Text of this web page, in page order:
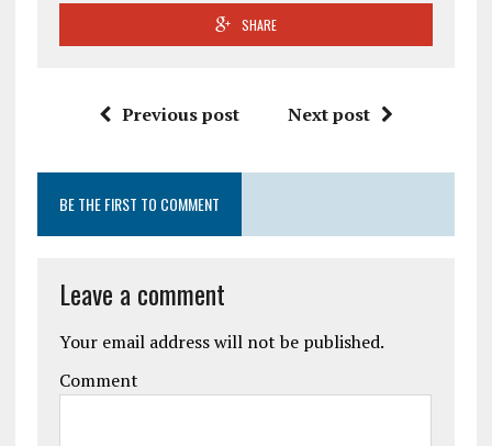
SHARE
Previous post Next post
BE THE FIRST TO COMMENT
Leave a comment
Your email address will not be published.
Comment